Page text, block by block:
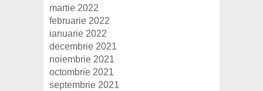
martie 2022
februarie 2022
ianuarie 2022
decembrie 2021
noiembrie 2021
octombrie 2021
septembrie 2021